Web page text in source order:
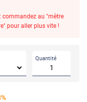
commandez au "mètre
pour aller plus vite !
Quantité
%